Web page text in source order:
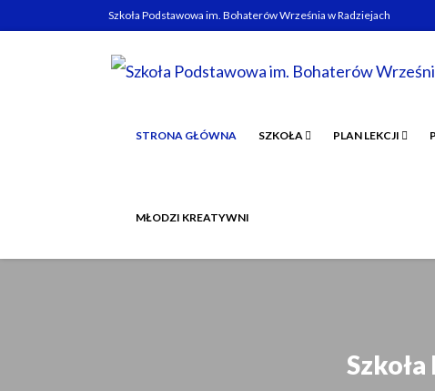
Szkoła Podstawowa im. Bohaterów Września w Radziejach
STRONA GŁÓWNA SZKOŁA PLAN LEKCJI
MŁODZI KREATYWNI